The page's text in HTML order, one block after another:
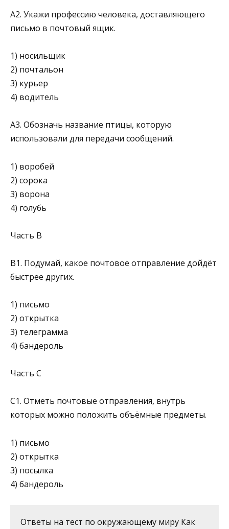
А2. Укажи профессию человека, доставляющего
пись­мо в почтовый ящик.
1) носильщик
2) почтальон
3) курьер
4) водитель
А3. Обозначь название птицы, которую
использовали для передачи сообщений.
1) воробей
2) сорока
3) ворона
4) голубь
Часть B
В1. Подумай, какое почтовое отправление дойдёт
быстрее других.
1) письмо
2) открытка
3) телеграмма
4) бандероль
Часть C
С1. Отметь почтовые отправления, внутрь
которых можно положить объёмные предметы.
1) письмо
2) открытка
3) посылка
4) бандероль
Ответы на тест по окружающему миру Как